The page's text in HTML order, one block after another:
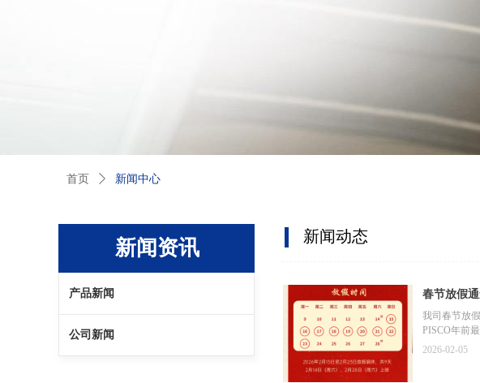
新闻资讯
产品新闻
公司新闻
新闻动态
春节放假通
我司春节放
PISCO年前
持！！！
2026-02-05
首页 ꄲ 新闻中心